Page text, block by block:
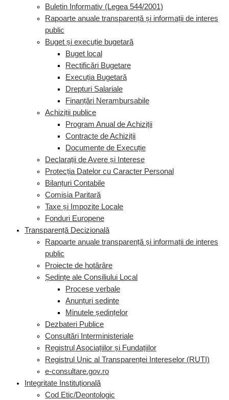
Buletin Informativ (Legea 544/2001)
Rapoarte anuale transparență și informații de interes
public
Buget și execuție bugetară
Buget local
Rectificări Bugetare
Execuția Bugetară
Drepturi Salariale
Finanțări Nerambursabile
Achiziții publice
Program Anual de Achiziții
Contracte de Achiziții
Documente de Execuție
Declarații de Avere și Interese
Protecția Datelor cu Caracter Personal
Bilanțuri Contabile
Comisia Paritară
Taxe și Impozite Locale
Fonduri Europene
Transparență Decizională
Rapoarte anuale transparență și informații de interes
public
Proiecte de hotărâre
Ședințe ale Consiliului Local
Procese verbale
Anunțuri sedinte
Minutele ședințelor
Dezbateri Publice
Consultări Interministeriale
Registrul Asociațiilor și Fundațiilor
Registrul Unic al Transparenței Intereselor (RUTI)
e-consultare.gov.ro
Integritate Instituțională
Cod Etic/Deontologic